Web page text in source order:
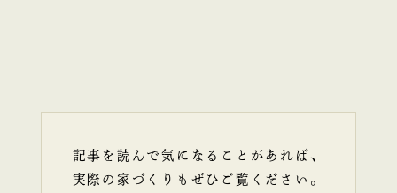
記事を読んで気になることがあれば、
実際の家づくりもぜひご覧ください。